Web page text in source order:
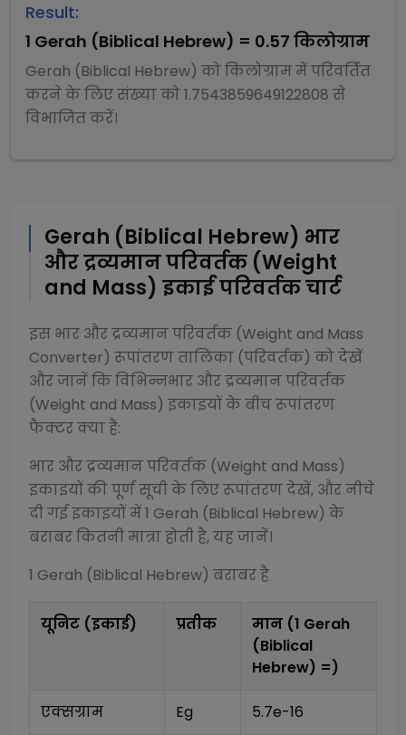
Result:
1 Gerah (Biblical Hebrew) = 0.57 किलोग्राम
Gerah (Biblical Hebrew) कोकिलोग्राममें परिवर्तित
करने के लिए संख्या को1.7543859649122808 से
विभाजितकरें।
Gerah (Biblical Hebrew) भार
और द्रव्यमान परिवर्तक (Weight
and Mass) इकाई परिवर्तक चार्ट
इस भार और द्रव्यमान परिवर्तक (Weight and Mass
Converter) रूपांतरण तालिका (परिवर्तक) को देखें
और जानें कि विभिन्नभार और द्रव्यमान परिवर्तक
(Weight and Mass) इकाइयों के बीच रूपांतरण
फैक्टर क्या हैं:
भार और द्रव्यमान परिवर्तक (Weight and Mass)
इकाइयों की पूर्ण सूची के लिए रूपांतरण देखें, और नीचे
दी गई इकाइयों में 1 Gerah (Biblical Hebrew) के
बराबर कितनी मात्रा होती है, यह जानें।
1 Gerah (Biblical Hebrew) बराबर है
यूनिट (इकाई) प्रतीक मान (1 Gerah
(Biblical
Hebrew) =)
एक्सग्राम Eg 5.7e-16